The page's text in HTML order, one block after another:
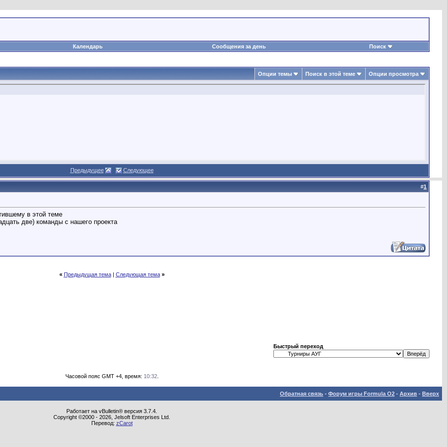
Календарь Сообщения за день Поиск
Опции темы Поиск в этой теме Опции просмотра
Предыдущее Следующее
#1
в этой теме
две) команды с нашего проекта
« Предыдущая тема| Следующая тема »
Быстрый переход
Часовой пояс GMT +4, время: 10:32.
Обратная связь - Форум игры Formula O2 - Архив - Вверх
Работает на vBulletin® версия 3.7.4.
Copyright ©2000 - 2026, Jelsoft Enterprises Ltd.
Перевод: zCarot